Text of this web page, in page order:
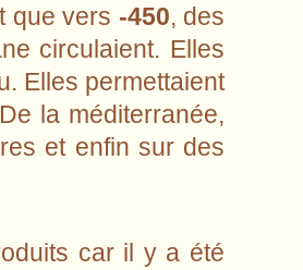
que vers -450, des
circulaient. Elles
Elles permettaient
la méditerranée,
et enfin sur des
car il y a été